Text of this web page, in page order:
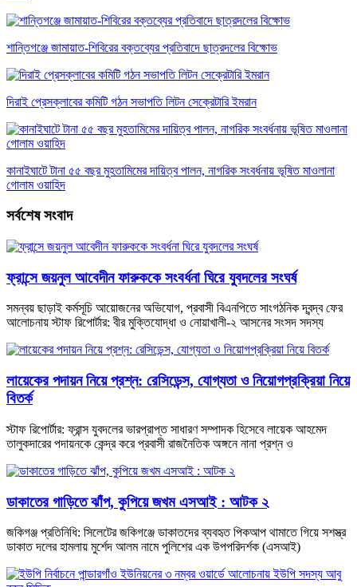
শান্তিগঞ্জে জামায়াত-শিবিরের বক্তব্যের প্রতিবাদে ছাত্রদলের বিক্ষোভ
দিরাই প্রেসক্লাবের কমিটি গঠন সভাপতি লিটন সেক্রেটারি ইমরান
কানাইঘাটে টানা ৫৫ বছর মুহতামিমের দায়িত্ব পালন, নাগরিক সংবর্ধনায় ভূষিত মাওলানা
গোলাম ওয়াহিদ
সর্বশেষ সংবাদ
ফ্রান্সে জয়নুল আবেদীন ফারুককে সংবর্ধনা ঘিরে যুবদলের সংঘর্ষ
সমন্বয় ছাড়াই কর্মসূচি আয়োজনের অভিযোগ, প্রবাসী বিএনপিতে সাংগঠনিক দ্বন্দ্ব ফের
আলোচনায় স্টাফ রিপোর্টার: বীর মুক্তিযোদ্ধা ও নোয়াখালী-২ আসনের সংসদ সদস্য
লায়েকের পদায়ন নিয়ে প্রশ্ন: রেসিডেন্স, যোগ্যতা ও নিয়োগপ্রক্রিয়া নিয়ে
বিতর্ক
স্টাফ রিপোর্টার: ফ্রান্স যুবদলের ভারপ্রাপ্ত সাধারণ সম্পাদক হিসেবে লায়েক আহমেদ
তালুকদারের পদায়নকে কেন্দ্র করে প্রবাসী রাজনৈতিক অঙ্গনে নানা প্রশ্ন ও
ডাকাতের গাড়িতে ঝাঁপ, কুপিয়ে জখম এসআই : আটক ২
জকিগঞ্জ প্রতিনিধি: সিলেটের জকিগঞ্জে ডাকাতদের ব্যবহৃত পিকআপ থামাতে গিয়ে সশস্ত্র
ডাকাত দলের হামলায় মুর্শেদ আলম নামে পুলিশের এক উপপরিদর্শক (এসআই)